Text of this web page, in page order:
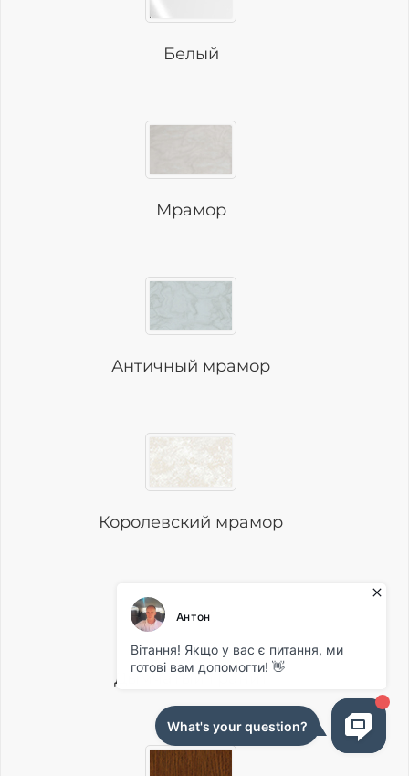
​Белый
Мрамор
​Античный мрамор
​Королевский мрамор
Дымчатый гранит